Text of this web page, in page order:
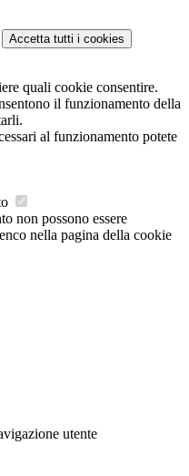
Accetta tutti i cookies
quali cookie consentire.
il funzionamento della
al funzionamento potete
non possono essere
nella pagina della cookie
utente